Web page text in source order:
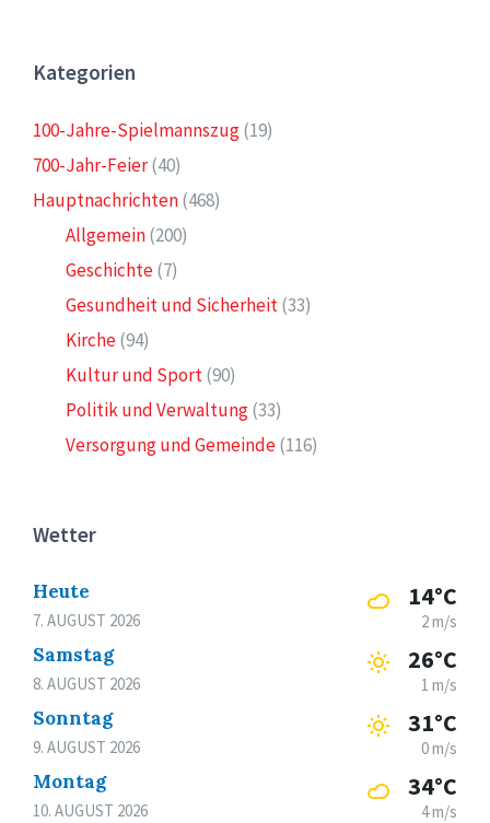
Kategorien
100-Jahre-Spielmannszug(19)
700-Jahr-Feier(40)
Hauptnachrichten(468)
Allgemein(200)
Geschichte(7)
Gesundheit und Sicherheit(33)
Kirche(94)
Kultur und Sport(90)
Politik und Verwaltung(33)
Versorgung und Gemeinde(116)
Wetter
Heute
7. AUGUST 2026
14°C
2 m/s
Samstag
8. AUGUST 2026
26°C
1 m/s
Sonntag
9. AUGUST 2026
31°C
0 m/s
Montag
10. AUGUST 2026
34°C
4 m/s